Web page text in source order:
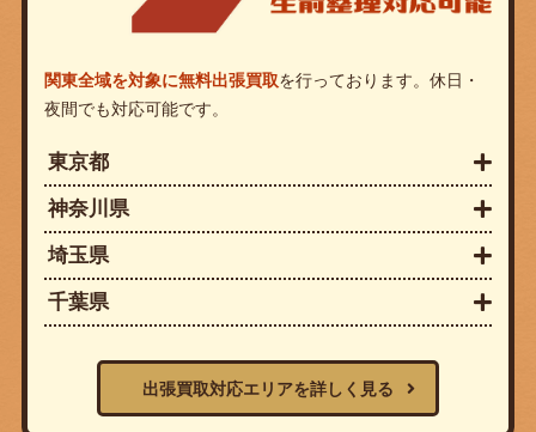
関東全域を対象に無料出張買取を行っております。休日・
夜間でも対応可能です。
東京都
神奈川県
埼玉県
千葉県
出張買取対応エリアを詳しく見る